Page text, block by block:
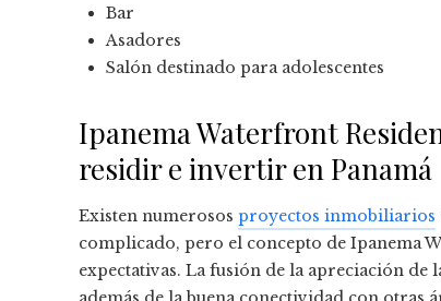
Bar
Asadores
Salón destinado para adolescentes
Ipanema Waterfront
residir e invertir en Panamá
Existen numerosos proyectos inmobiliarios
complicado, pero el concepto de Ipanema
expectativas. La fusión de la apreciación